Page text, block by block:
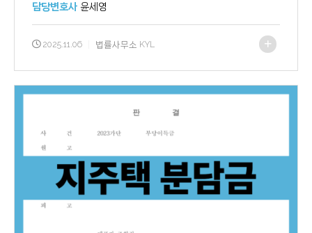
담당변호사 윤세영
2025.11.06 법률사무소 KYL